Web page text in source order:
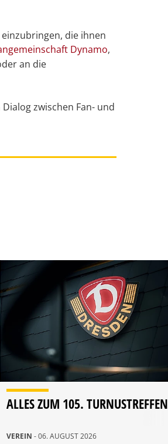
die ihnen
Dynamo,
an die
zwischen Fan- und
ALLES ZUM 105. TURNUSTREFFEN
VEREIN - 06. AUGUST 2026